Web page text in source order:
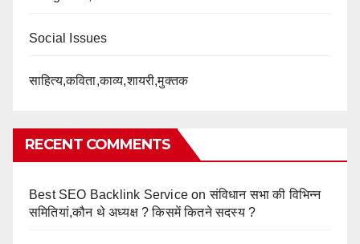
Social Issues
साहित्य,कविता,काव्य,शायरी,मुक्तक
RECENT COMMENTS
Best SEO Backlink Service onसंविधान सभा की विभिन्न
समितियां,कौन थे अध्यक्ष ? किसमें कितने सदस्य ?